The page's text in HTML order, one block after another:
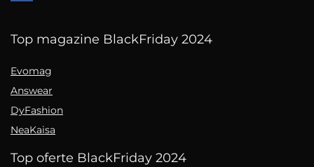
Top magazine BlackFriday 2024
Evomag
Answear
DyFashion
NeaKaisa
Top oferte BlackFriday 2024